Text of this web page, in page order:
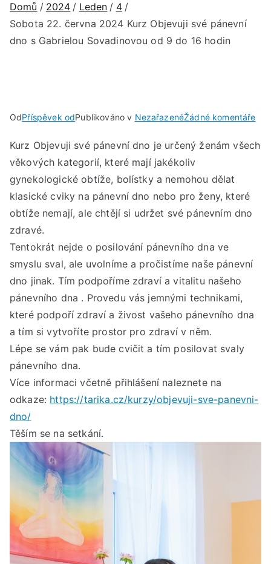
Domů 2024 Leden
4
Sobota 22. června 2024 Kurz Objevuji své pánevní
dno s Gabrielou Sovadinovou od 9 do 16 hodin
OdPříspěvek odPublikováno v NezařazenéŽádné komentářeu
22.
Kurz Objevuji své pánevní dno je určený ženám všech
věkových kategorií, které mají jakékoliv
gynekologické obtíže, bolístky a nemohou dělat
klasické cviky na pánevní dno nebo pro ženy, které
obtíže nemají, ale chtějí si udržet své pánevním dno
zdravé.
Tentokrát nejde o posilování pánevního dna ve
smyslu sval, ale uvolníme a pročistíme naše pánevní
dno jinak. Tím podpoříme zdraví a vitalitu našeho
pánevního dna . Provedu vás jemnými technikami,
které podpoří zdraví a živost vašeho pánevního dna
a tím si vytvoříte prostor pro zdraví v něm.
Lépe se vám pak bude cvičit a tím posilovat svaly
pánevního dna.
Více informaci včetně přihlášení naleznete na
odkaze: https://tarika.cz/kurzy/objevuji-sve-panevni-
dno/
Těším se na setkání.